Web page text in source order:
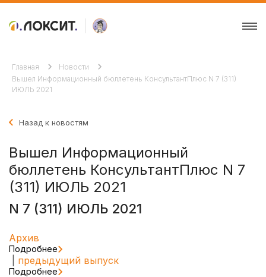
Главная
Новости
Вышел Информационный бюллетень КонсультантПлюс N 7 (311)
ИЮЛЬ 2021
Назад к новостям
Вышел Информационный
бюллетень КонсультантПлюс N 7
(311) ИЮЛЬ 2021
N 7 (311) ИЮЛЬ 2021
Архив
Подробнее
предыдущий выпуск
Подробнее